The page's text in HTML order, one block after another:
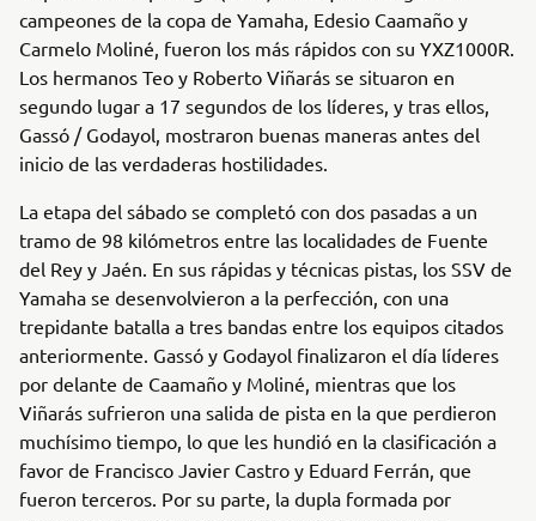
campeones de la copa de Yamaha, Edesio Caamaño y
Carmelo Moliné, fueron los más rápidos con su YXZ1000R.
Los hermanos Teo y Roberto Viñarás se situaron en
segundo lugar a 17 segundos de los líderes, y tras ellos,
Gassó / Godayol, mostraron buenas maneras antes del
inicio de las verdaderas hostilidades.
La etapa del sábado se completó con dos pasadas a un
tramo de 98 kilómetros entre las localidades de Fuente
del Rey y Jaén. En sus rápidas y técnicas pistas, los SSV de
Yamaha se desenvolvieron a la perfección, con una
trepidante batalla a tres bandas entre los equipos citados
anteriormente. Gassó y Godayol finalizaron el día líderes
por delante de Caamaño y Moliné, mientras que los
Viñarás sufrieron una salida de pista en la que perdieron
muchísimo tiempo, lo que les hundió en la clasificación a
favor de Francisco Javier Castro y Eduard Ferrán, que
fueron terceros. Por su parte, la dupla formada por